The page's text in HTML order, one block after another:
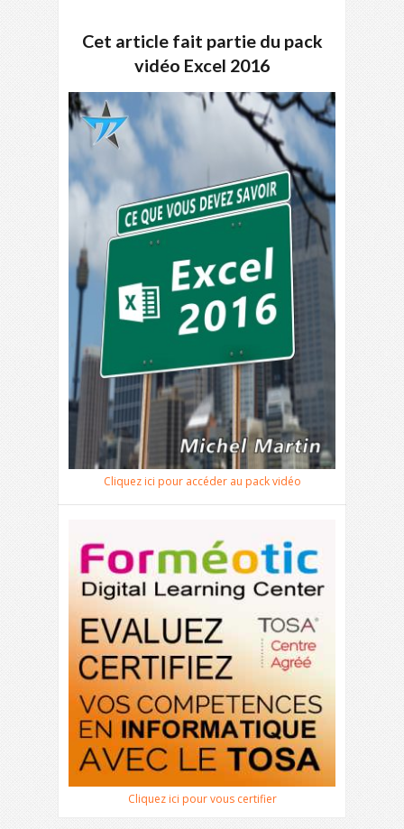
Cet article fait partie du pack
vidéo Excel 2016
Cliquez ici pour accéder au pack vidéo
Cliquez ici pour vous certifier